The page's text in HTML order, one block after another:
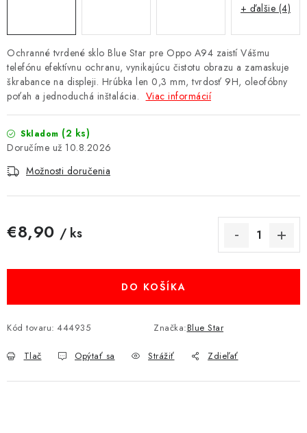
PRÍSLUŠENSTVO K NOTEBOOKOM A PC
BATÉRIE VARTA
MULTIMÉDIÁ
KAMERY
VÝPREDAJ
Ako nakupovať
Obchodné podmienky
Podmienky ochrany osobných údajov
Reklamácia Kontakty
Ochranné tvrdené sklo Blue Star pre Oppo A94 zaistí Vášmu
telefónu efektívnu ochranu, vynikajúcu čistotu obrazu a zamaskuje
škrabance na displeji. Hrúbka len 0,3 mm, tvrdosť 9H, oleofóbny
poťah a jednoduchá inštalácia. Viac informácií
Skladom (2 ks)
10.8.2026
Možnosti doručenia
€8,90 / ks
DO KOŠÍKA
Kód tovaru: 444935 Značka:Blue Star
Tlač Opýtať sa Strážiť Zdieľať
+ ďalšie (4)